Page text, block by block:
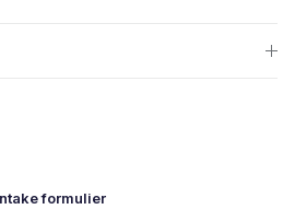
formulier